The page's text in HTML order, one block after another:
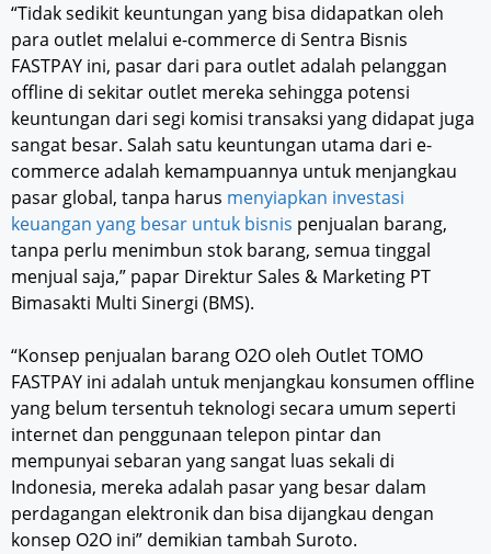
“Tidak sedikit keuntungan yang bisa didapatkan oleh
para outlet melalui e-commerce di Sentra Bisnis
FASTPAY ini, pasar dari para outlet adalah pelanggan
offline di sekitar outlet mereka sehingga potensi
keuntungan dari segi komisi transaksi yang didapat juga
sangat besar. Salah satu keuntungan utama dari e-
commerce adalah kemampuannya untuk menjangkau
pasar global, tanpa harus menyiapkan investasi
keuangan yang besar untuk bisnis penjualan barang,
tanpa perlu menimbun stok barang, semua tinggal
menjual saja,” papar Direktur Sales & Marketing PT
Bimasakti Multi Sinergi (BMS).
“Konsep penjualan barang O2O oleh Outlet TOMO
FASTPAY ini adalah untuk menjangkau konsumen offline
yang belum tersentuh teknologi secara umum seperti
internet dan penggunaan telepon pintar dan
mempunyai sebaran yang sangat luas sekali di
Indonesia, mereka adalah pasar yang besar dalam
perdagangan elektronik dan bisa dijangkau dengan
konsep O2O ini” demikian tambah Suroto.